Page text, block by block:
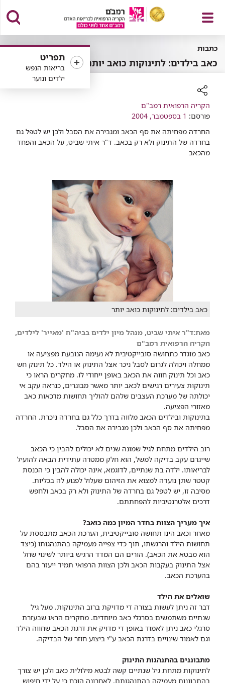
פתח
תפריט
תפריט
בריאות הנפש
ילדים ונוער
כתבות
כאב בילדים: לתינוקות כואב יותר
רכיב
שיתוף
הקריה הרפואית רמב"ם
פורסם: 1 בספטמבר, 2004
החרדה מפחיתה את סף הכאב ומגבירה את הסבל ולכן יש לטפל גם
בחרדה של התינוק ולא רק בכאב. ד"ר איתי שביט, על הכאב והפחד
מהכאב
כאב בילדים: לתינוקות כואב יותר
מאת:ד"ר איתי שביט, מנהל מיון ילדים בביה"ח 'מאייר' לילדים,
הקריה הרפואית רמב"ם
כאב מוגדר כתחושה סובייקטיבית לא נעימה הנובעת מפציעה או
ממחלה ויכולה לגרום לסבל ניכר אצל התינוק או הילד. כל תינוק חש
כאב וכל תינוק חווה את הכאב באופן ייחודי לו. מחקרים הראו כי
תינוקות צעירים רגישים לכאב יותר מאשר מבוגרים, כנראה עקב אי
יכולתה של מערכת העצבים שלהם להוליך תחושות מדכאות כאב
מאזורי הפציעה.
בתינוקות ובילדים הכאב מלווה בדרך כלל גם בחרדה ניכרת. החרדה
מפחיתה את סף הכאב ולכן מגבירה את הסבל.
רוב הילדים מתחת לגיל שמונה שנים לא יכולים להבין כי הכאב
שייגרם עקב בדיקה למשל, הוא חלק ממטרה עתידית הבאה להועיל
לבריאותו. ילדה בת שנתיים, לדוגמא, אינה יכולה להבין כי הכנסת
קטטר שתן נועדה למצוא את הזיהום שעלול לפגוע לה בכליות.
מסיבה זו, יש לטפל גם בחרדה של התינוק ולא רק בכאב ולחפש
דרכים אלטרנטיביות להפחתתם.
איך מעריך הצוות בחדר המיון כמה כואב?
מאחר וכאב הינו תחושה סובייקטיבית, הערכת הכאב מתבססת על
תחושות הילד והרגשתו, תוך כדי צפייה מעמיקה בהתנהגותו (כיצד
הוא מבטא את הכאב). הורים הם המדד הרגיש ביותר לשינוי שחל
אצל התינוק בעקבות הכאב ולכן הצוות הרפואי תמיד ייעזר בהם
בהערכת הכאב.
שואלים את הילד
דבר זה ניתן לעשות בצורה די מדויקת ברוב התינוקות. מעל גיל
שנתיים משתמשים בסרגלי כאב מיוחדים. מחקרים הראו שבעזרת
סרגלי כאב ניתן לאמוד באופן די מדויק את דרגת הכאב שחווה הילד
וגם לאמוד שינויים בדרגת הכאב ע"י ביצוע חוזר של הבדיקה.
מתבוננים בהתנהגות התינוק
לתינוקות מתחת גיל שנתיים קשה לבטא מילולית כאב ולכן יש צורך
בהתבוננות מעמיקה בהתנהגותם. לאחרונה הוכח כי על ידי חיפוש